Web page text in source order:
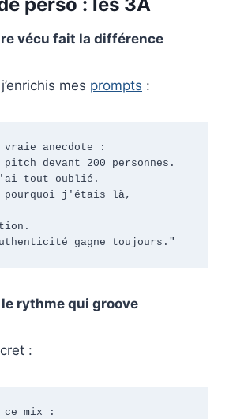
perso : les 3A
vécu fait la différence
mes prompts :
anecdote :
pitch devant 200 personnes.
tout oublié.
pourquoi j'étais là,
gagne toujours."
rythme qui groove
:
ce mix :